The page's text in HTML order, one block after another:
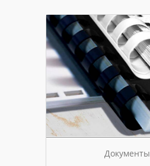
Документы